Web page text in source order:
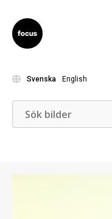
Svenska English